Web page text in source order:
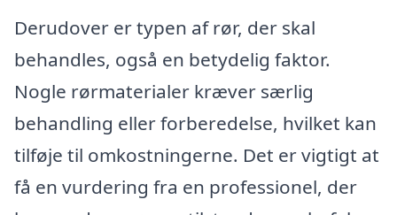
Derudover er typen af rør, der skal
behandles, også en betydelig faktor.
Nogle rørmaterialer kræver særlig
behandling eller forberedelse, hvilket kan
tilføje til omkostningerne. Det er vigtigt at
få en vurdering fra en professionel, der